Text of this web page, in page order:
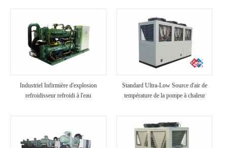
Industriel Infirmière d'explosion
refroidisseur refroidi à l'eau
Standard Ultra-Low Source d'air de
température de la pompe à chaleur